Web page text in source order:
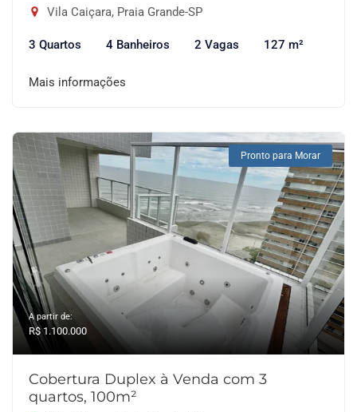
Vila Caiçara, Praia Grande-SP
3 Quartos 4 Banheiros 2 Vagas 127 m²
Mais informações
Pronto para Morar
A partir de:
R$ 1.100.000
Cobertura Duplex à Venda com 3
quartos, 100m²